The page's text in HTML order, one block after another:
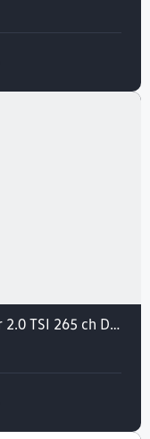
CUPRA FORMENTOR — Formentor 2.0 TSI 265 ch DSG7